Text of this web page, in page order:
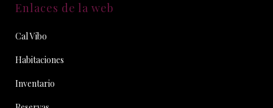
Enlaces de la web
Cal Vibo
Habitaciones
Inventario